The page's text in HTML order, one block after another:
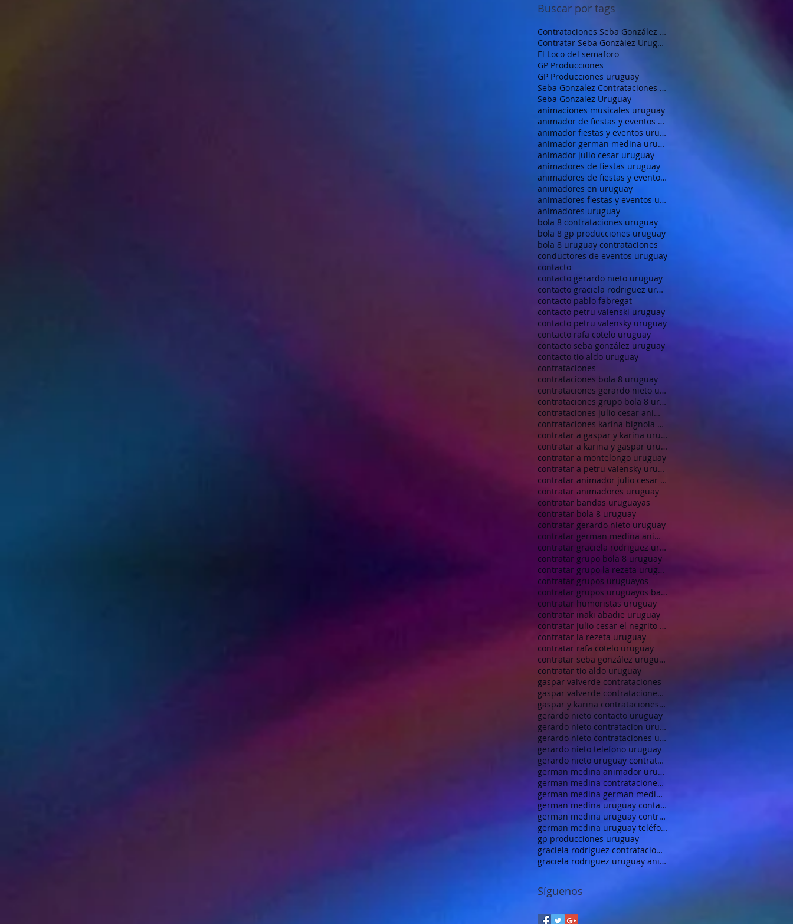
Buscar por tags
Contrataciones Seba González Uruguay
Contratar Seba González Uruguay
El Loco del semaforo
GP Producciones
GP Producciones uruguay
Seba Gonzalez Contrataciones Uruguay
Seba Gonzalez Uruguay
animaciones musicales uruguay
animador de fiestas y eventos uruguay
animador fiestas y eventos uruguay
animador german medina uruguay
animador julio cesar uruguay
animadores de fiestas uruguay
animadores de fiestas y eventos uruguay
animadores en uruguay
animadores fiestas y eventos uruguay
animadores uruguay
bola 8 contrataciones uruguay
bola 8 gp producciones uruguay
bola 8 uruguay contrataciones
conductores de eventos uruguay
contacto
contacto gerardo nieto uruguay
contacto graciela rodriguez uruguay
contacto pablo fabregat
contacto petru valenski uruguay
contacto petru valensky uruguay
contacto rafa cotelo uruguay
contacto seba gonzález uruguay
contacto tio aldo uruguay
contrataciones
contrataciones bola 8 uruguay
contrataciones gerardo nieto uruguay
contrataciones grupo bola 8 uruguay
contrataciones julio cesar animador uruguay
contrataciones karina bignola uruguay
contratar a gaspar y karina uruguay
contratar a karina y gaspar uruguay
contratar a montelongo uruguay
contratar a petru valensky uruguay
contratar animador julio cesar el negrito uruguay
contratar animadores uruguay
contratar bandas uruguayas
contratar bola 8 uruguay
contratar gerardo nieto uruguay
contratar german medina animador uruguay
contratar graciela rodriguez uruguay
contratar grupo bola 8 uruguay
contratar grupo la rezeta uruguay
contratar grupos uruguayos
contratar grupos uruguayos bandas uruguayas
contratar humoristas uruguay
contratar iñaki abadie uruguay
contratar julio cesar el negrito uruguay
contratar la rezeta uruguay
contratar rafa cotelo uruguay
contratar seba gonzález uruguay
contratar tio aldo uruguay
gaspar valverde contrataciones
gaspar valverde contrataciones uruguay
gaspar y karina contrataciones uruguay
gerardo nieto contacto uruguay
gerardo nieto contratacion uruguay
gerardo nieto contrataciones uruguay
gerardo nieto telefono uruguay
gerardo nieto uruguay contrataciones
german medina animador uruguay
german medina contrataciones uruguay
german medina german medina animador uruguay
german medina uruguay contacto
german medina uruguay contrataciones
german medina uruguay teléfono
gp producciones uruguay
graciela rodriguez contrataciones uruguay
graciela rodriguez uruguay animadora
Síguenos